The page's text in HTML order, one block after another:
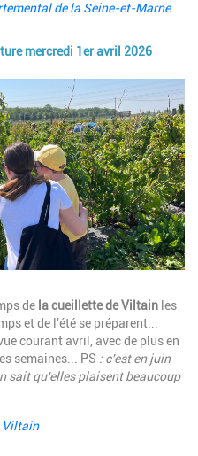
de la Seine-et-Marne
mercredi 1er avril 2026
de la cueillette de Viltain les
et de l'été se préparent...
courant avril, avec de plus en
semaines... PS : c'est en juin
sait qu'elles plaisent beaucoup
Viltain